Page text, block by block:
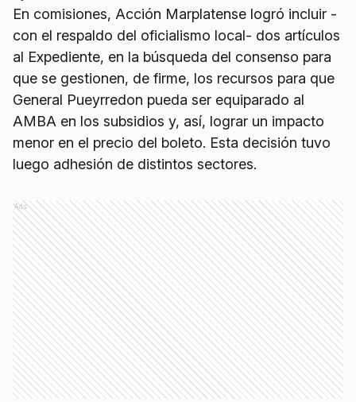
En comisiones, Acción Marplatense logró incluir -
con el respaldo del oficialismo local- dos artículos
al Expediente, en la búsqueda del consenso para
que se gestionen, de firme, los recursos para que
General Pueyrredon pueda ser equiparado al
AMBA en los subsidios y, así, lograr un impacto
menor en el precio del boleto. Esta decisión tuvo
luego adhesión de distintos sectores.
Ads